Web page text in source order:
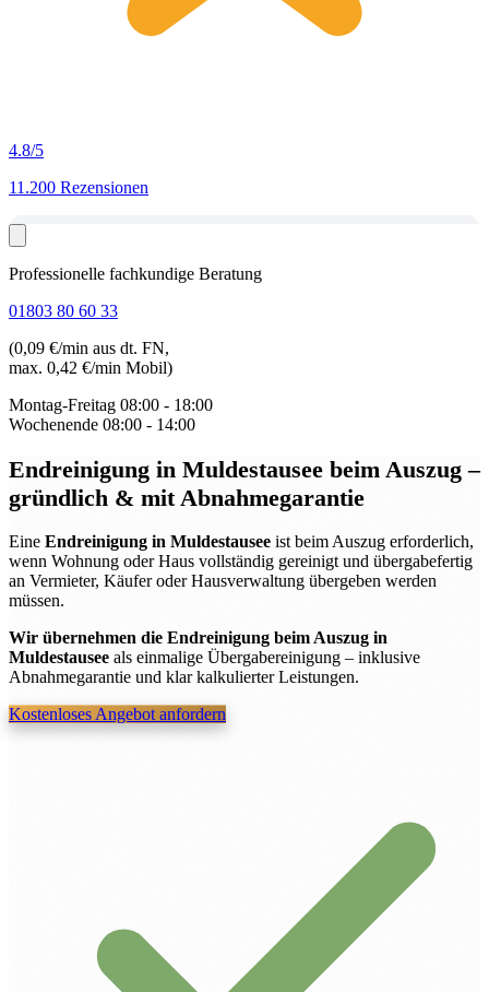
4.8/5
11.200 Rezensionen
Professionelle fachkundige Beratung
01803 80 60 33
(0,09 €/min aus dt. FN,
max. 0,42 €/min Mobil)
Montag-Freitag 08:00 - 18:00
Wochenende 08:00 - 14:00
Endreinigung in Muldestausee beim Auszug–
gründlich & mit Abnahmegarantie
Eine Endreinigung in Muldestausee ist beim Auszug erforderlich,
wenn Wohnung oder Haus vollständig gereinigt und übergabefertig
an Vermieter, Käufer oder Hausverwaltung übergeben werden
müssen.
Wir übernehmen die Endreinigung beim Auszug in
Muldestausee als einmalige Übergabereinigung – inklusive
Abnahmegarantie und klar kalkulierter Leistungen.
Kostenloses Angebot anfordern